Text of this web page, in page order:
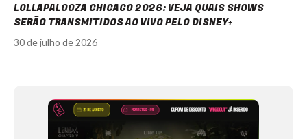
LOLLAPALOOZA CHICAGO 2026: VEJA QUAIS SHOWS
SERÃO TRANSMITIDOS AO VIVO PELO DISNEY+
30 de julho de 2026